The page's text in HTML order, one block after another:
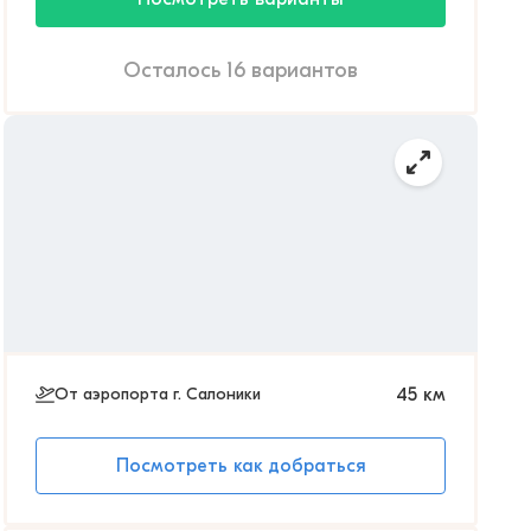
Осталось 16 вариантов
От аэропорта г. Салоники 45 км
Посмотреть как добраться